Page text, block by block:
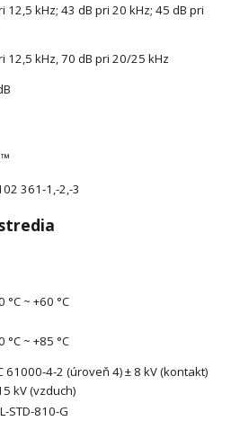
12,5 kHz; 43 dB pri 20 kHz; 45 dB pri
12,5 kHz, 70 dB pri 20/25 kHz
361-1,-2,-3
°C ~ +60 °C
°C ~ +85 °C
61000-4-2 (úroveň 4) ± 8 kV (kontakt)
kV (vzduch)
STD-810-G